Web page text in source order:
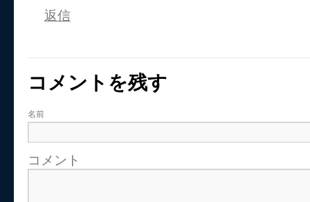
返信
コメントを残す
名前
コメント